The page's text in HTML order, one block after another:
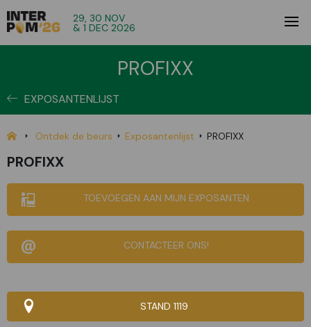
29, 30 NOV
& 1 DEC 2026
PROFIXX
EXPOSANTENLIJST
Ontdek de beurs Exposantenlijst PROFIXX
PROFIXX
TOEVOEGEN AAN MIJN EXPOSANTEN
CONTACTEER ONS!
STAND 1119